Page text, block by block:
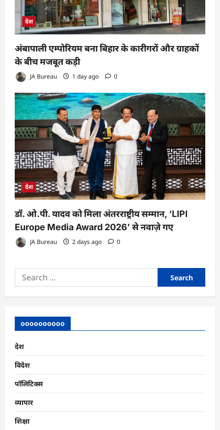
देश
अंबापाली एम्पोरियम बना बिहार के कारीगरों और ग्राहकों
के बीच मजबूत कड़ी
JA Bureau 1 day ago 0
देश
डॉ. ओ.पी. यादव को मिला अंतरराष्ट्रीय सम्मान, ‘LIPI
Europe Media Award 2026’ से नवाज़े गए
JA Bureau 2 days ago 0
Search
for:
oooooooooo
देश
विदेश
पॉलिटिक्स
व्यापार
शिक्षा